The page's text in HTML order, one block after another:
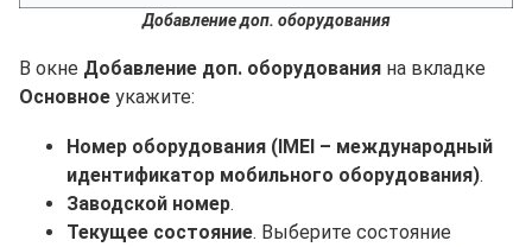
Добавление доп. оборудования
В окне Добавление доп. оборудования на вкладке
Основное укажите:
Номер оборудования (IMEI – международный
идентификатор мобильного оборудования).
Заводской номер.
Текущее состояние. Выберите состояние